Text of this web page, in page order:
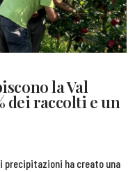
la Val
dei raccolti e un
precipitazioni ha creato una